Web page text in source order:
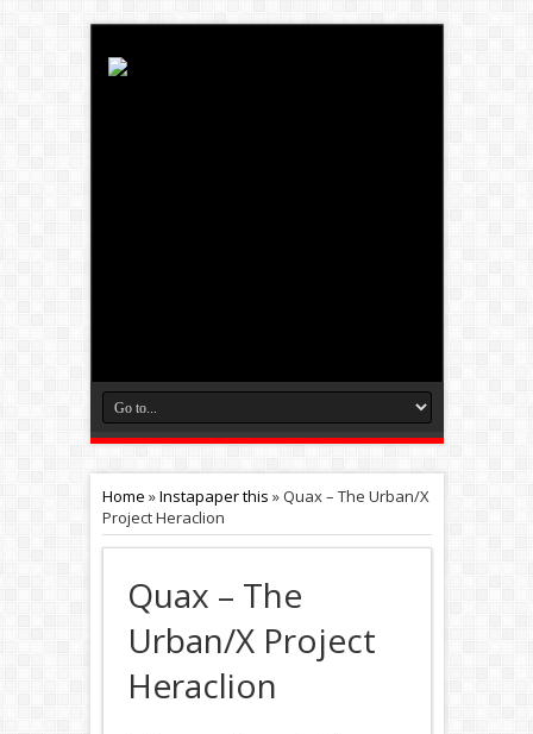
Home »Instapaper this »Quax – The Urban/X
Project Heraclion
Quax – The
Urban/X Project
Heraclion